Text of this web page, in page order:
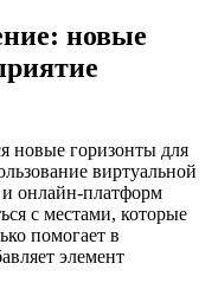
новые
новые горизонты для
виртуальной
онлайн-платформ
с местами, которые
помогает в
элемент